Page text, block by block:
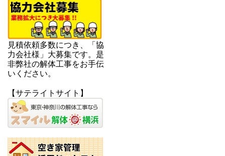
見積依頼多数につき、「協
力会社様」大募集です。是
非弊社の解体工事をお手伝
いください。
【サテライトサイト】